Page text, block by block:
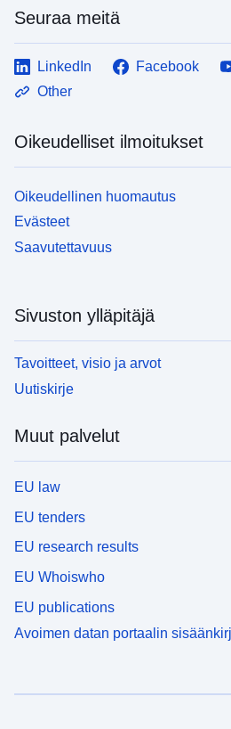
Seuraa meitä
LinkedIn Facebook
Other
Oikeudelliset ilmoitukset
Oikeudellinen huomautus
Evästeet
Saavutettavuus
Sivuston ylläpitäjä
Tavoitteet, visio ja arvot
Uutiskirje
Muut palvelut
EU law
EU tenders
EU research results
EU Whoiswho
EU publications
Avoimen datan portaalin